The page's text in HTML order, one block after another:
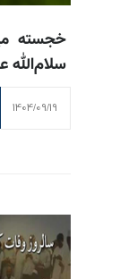
خجسته
سلام‌الله
1404/09/19